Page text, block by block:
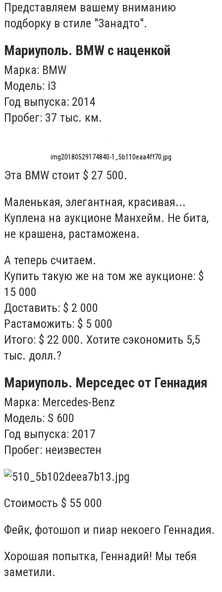
Представляем вашему вниманию
подборку в стиле "Занадто".
Мариуполь. BMW с наценкой
Марка: BMW
Модель: i3
Год выпуска: 2014
Пробег: 37 тыс. км.
img20180529174840-1_5b110eaa4ff70.jpg
Эта BMW стоит $ 27 500.
Маленькая, элегантная, красивая...
Куплена на аукционе Манхейм. Не бита,
не крашена, растаможена.
А теперь считаем.
Купить такую же на том же аукционе: $
15 000
Доставить: $ 2 000
Растаможить: $ 5 000
Итого: $ 22 000. Хотите сэкономить 5,5
тыс. долл.?
Мариуполь. Мерседес от Геннадия
Марка: Mercedes-Benz
Модель: S 600
Год выпуска: 2017
Пробег: неизвестен
Стоимость $ 55 000
Фейк, фотошоп и пиар некоего Геннадия.
Хорошая попытка, Геннадий! Мы тебя
заметили.